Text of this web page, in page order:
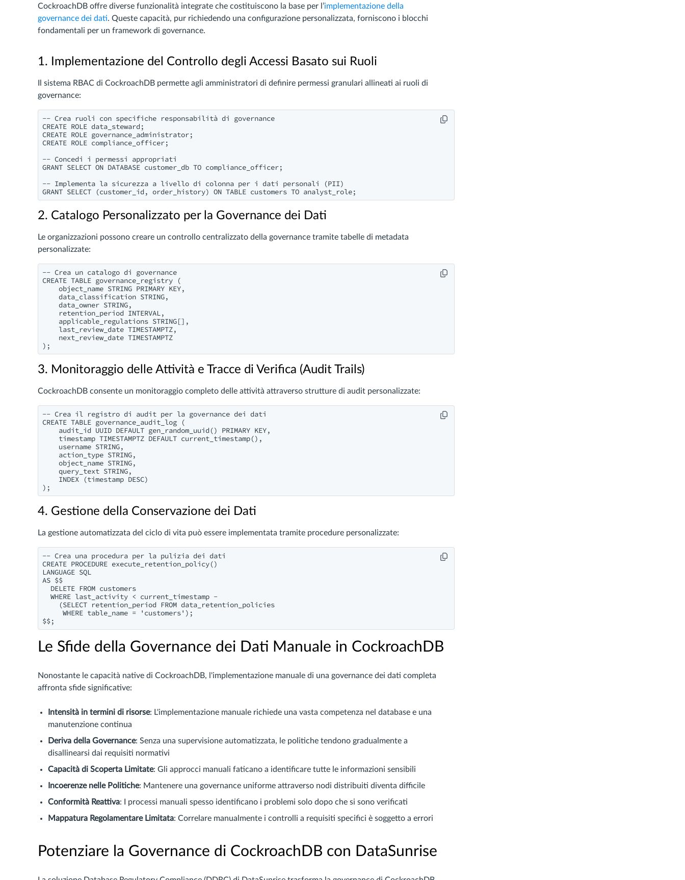
CockroachDB offre diverse funzionalità integrate che costituiscono la base per l’implementazione della
governance dei dati. Queste capacità, pur richiedendo una configurazione personalizzata, forniscono i blocchi
fondamentali per un framework di governance.
1. Implementazione del Controllo degli Accessi Basato sui Ruoli
Il sistema RBAC di CockroachDB permette agli amministratori di definire permessi granulari allineati ai ruoli di
governance:
-- Crea ruoli con specifiche responsabilità di governance
CREATE ROLE data_steward;
CREATE ROLE governance_administrator;
CREATE ROLE compliance_officer;
-- Concedi i permessi appropriati
GRANT SELECT ON DATABASE customer_db TO compliance_officer;
-- Implementa la sicurezza a livello di colonna per i dati personali (PII)
2. Catalogo Personalizzato per la Governance dei Dati
Le organizzazioni possono creare un controllo centralizzato della governance tramite tabelle di metadata
personalizzate:
-- Crea un catalogo di governance
CREATE TABLE governance_registry (
    object_name STRING PRIMARY KEY,
    data_classification STRING,
    data_owner STRING,
    retention_period INTERVAL,
    applicable_regulations STRING[],
    last_review_date TIMESTAMPTZ,
    next_review_date TIMESTAMPTZ
3. Monitoraggio delle Attività e Tracce di Verifica (Audit Trails)
CockroachDB consente un monitoraggio completo delle attività attraverso strutture di audit personalizzate:
-- Crea il registro di audit per la governance dei dati
CREATE TABLE governance_audit_log (
    audit_id UUID DEFAULT gen_random_uuid() PRIMARY KEY,
    timestamp TIMESTAMPTZ DEFAULT current_timestamp(),
    username STRING,
    action_type STRING,
    object_name STRING,
    query_text STRING,
    INDEX (timestamp DESC)
4. Gestione della Conservazione dei Dati
La gestione automatizzata del ciclo di vita può essere implementata tramite procedure personalizzate:
-- Crea una procedura per la pulizia dei dati
CREATE PROCEDURE execute_retention_policy()
LANGUAGE SQL
AS $$
  DELETE FROM customers
  WHERE last_activity < current_timestamp -
    (SELECT retention_period FROM data_retention_policies
     WHERE table_name = 'customers');
Le Sfide della Governance dei Dati Manuale in CockroachDB
Nonostante le capacità native di CockroachDB, l'implementazione manuale di una governance dei dati completa
affronta sfide significative:
Intensità in termini di risorse: L'implementazione manuale richiede una vasta competenza nel database e una
manutenzione continua
Deriva della Governance: Senza una supervisione automatizzata, le politiche tendono gradualmente a
disallinearsi dai requisiti normativi
Capacità di Scoperta Limitate: Gli approcci manuali faticano a identificare tutte le informazioni sensibili
Incoerenze nelle Politiche: Mantenere una governance uniforme attraverso nodi distribuiti diventa difficile
Conformità Reattiva: I processi manuali spesso identificano i problemi solo dopo che si sono verificati
Mappatura Regolamentare Limitata: Correlare manualmente i controlli a requisiti specifici è soggetto a errori
Potenziare la Governance di CockroachDB con DataSunrise